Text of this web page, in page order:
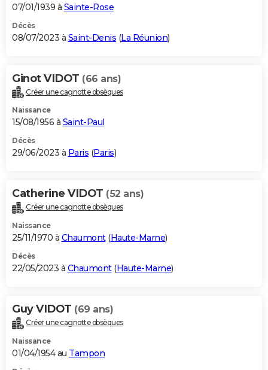
07/01/1939 à Sainte-Rose
Décès
08/07/2023 à Saint-Denis (La Réunion)
Ginot VIDOT (66 ans)
Créer une cagnotte obsèques
Naissance
15/08/1956 à Saint-Paul
Décès
29/06/2023 à Paris (Paris)
Catherine VIDOT (52 ans)
Créer une cagnotte obsèques
Naissance
25/11/1970 à Chaumont(Haute-Marne)
Décès
22/05/2023 à Chaumont(Haute-Marne)
Guy VIDOT (69 ans)
Créer une cagnotte obsèques
Naissance
01/04/1954 au Tampon